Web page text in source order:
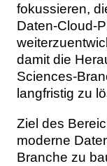
fokussieren,
Daten-Cloud-
damit die
Sciences-
langfristig zu
Ziel des
moderne
Branche zu